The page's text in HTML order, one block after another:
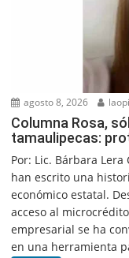
agosto 8, 2026
Columna Rosa,
tamaulipecas:
Por: Lic. Bárbara
han escrito una
económico estatal.
acceso al
empresarial se ha
en una herramienta